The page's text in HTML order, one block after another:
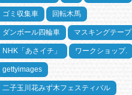
ゴミ収集車 回転木馬
ダンボール四輪車 マスキングテープ
NHK「あさイチ」 ワークショップ.
gettyimages
二子玉川花みず木フェスティバル